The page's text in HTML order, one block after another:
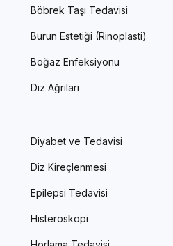
Böbrek Taşı Tedavisi
Burun Estetiği (Rinoplasti)
Boğaz Enfeksiyonu
Diz Ağrıları
Diyabet ve Tedavisi
Diz Kireçlenmesi
Epilepsi Tedavisi
Histeroskopi